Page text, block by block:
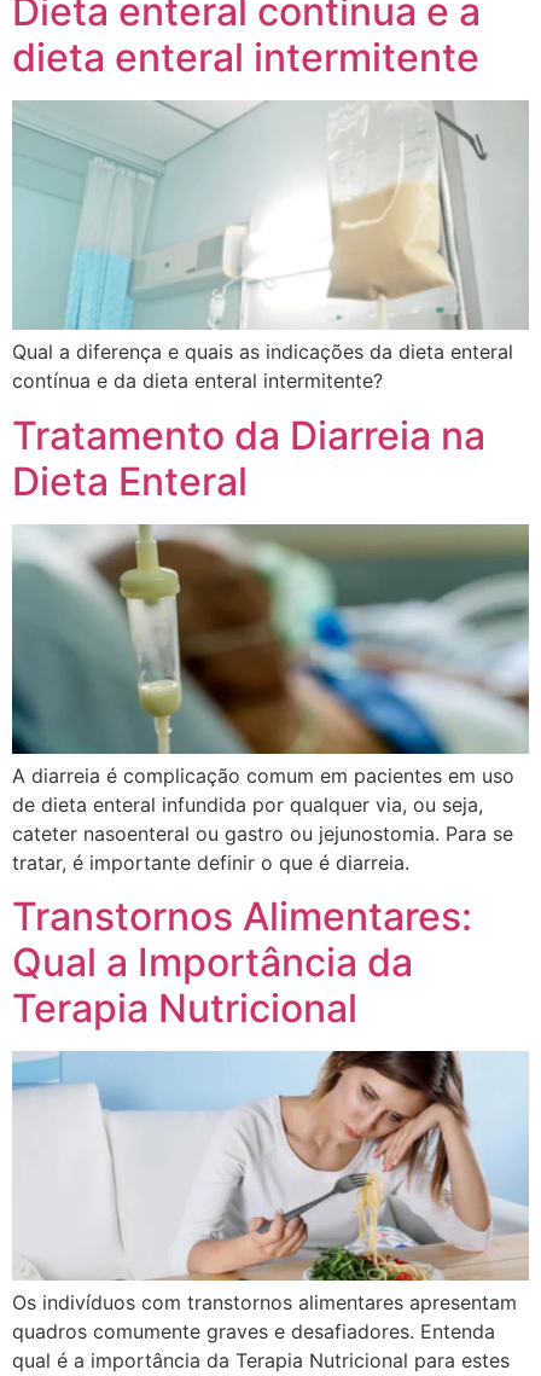
Dieta enteral contínua e a
dieta enteral intermitente
Qual a diferença e quais as indicações da dieta enteral
contínua e da dieta enteral intermitente?
Tratamento da Diarreia na
Dieta Enteral
A diarreia é complicação comum em pacientes em uso
de dieta enteral infundida por qualquer via, ou seja,
cateter nasoenteral ou gastro ou jejunostomia. Para se
tratar, é importante definir o que é diarreia.
Transtornos Alimentares:
Qual a Importância da
Terapia Nutricional
Os indivíduos com transtornos alimentares apresentam
quadros comumente graves e desafiadores. Entenda
qual é a importância da Terapia Nutricional para estes